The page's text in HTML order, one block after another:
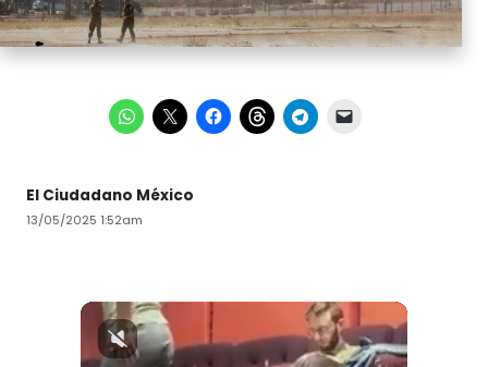
El Ciudadano México
13/05/2025 1:52am